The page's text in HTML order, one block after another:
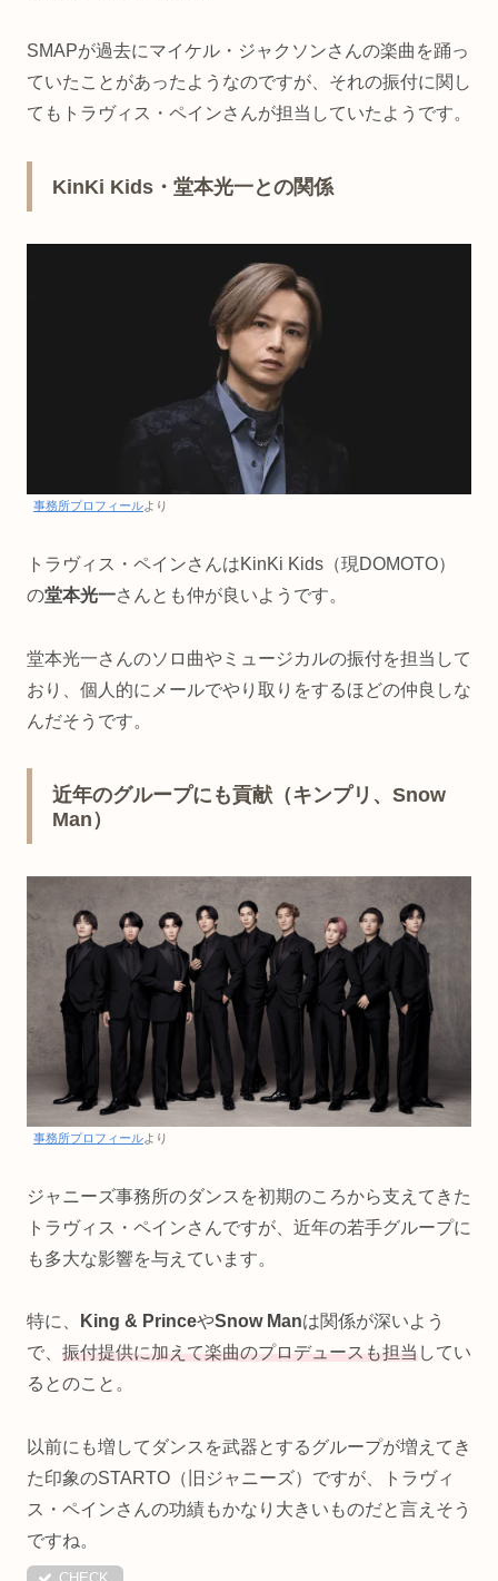
SMAPが過去にマイケル・ジャクソンさんの楽曲を踊っ
ていたことがあったようなのですが、それの振付に関し
てもトラヴィス・ペインさんが担当していたようです。
KinKi Kids・堂本光一との関係
事務所プロフィールより
トラヴィス・ペインさんはKinKi Kids（現DOMOTO）
の堂本光一さんとも仲が良いようです。
堂本光一さんのソロ曲やミュージカルの振付を担当して
おり、個人的にメールでやり取りをするほどの仲良しな
んだそうです。
近年のグループにも貢献（キンプリ、Snow
Man）
事務所プロフィールより
ジャニーズ事務所のダンスを初期のころから支えてきた
トラヴィス・ペインさんですが、近年の若手グループに
も多大な影響を与えています。
特に、 King & PrinceやSnow Manは関係が深いよう
で、 振付提供に加えて楽曲のプロデュースも担当してい
るとのこと。
以前にも増してダンスを武器とするグループが増えてき
た印象のSTARTO（旧ジャニーズ）ですが、トラヴィ
ス・ペインさんの功績もかなり大きいものだと言えそう
ですね。